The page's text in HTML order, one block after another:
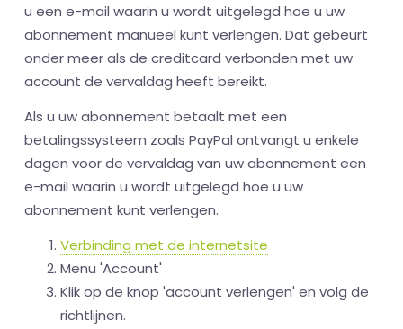
u een e-mail waarin u wordt uitgelegd hoe u uw
abonnement manueel kunt verlengen. Dat gebeurt
onder meer als de creditcard verbonden met uw
account de vervaldag heeft bereikt.
Als u uw abonnement betaalt met een
betalingssysteem zoals PayPal ontvangt u enkele
dagen voor de vervaldag van uw abonnement een
e-mail waarin u wordt uitgelegd hoe u uw
abonnement kunt verlengen.
Verbinding met de internetsite
Menu 'Account'
Klik op de knop 'account verlengen' en volg de
richtlijnen.